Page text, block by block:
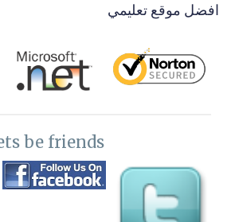
افضل موقع تعليمي
be friends